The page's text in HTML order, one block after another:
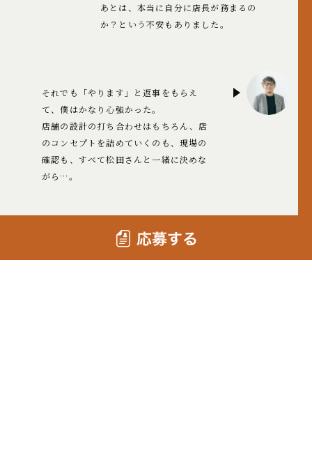
あとは、本当に自分に店長が務まるの
か？という不安もありました。
それでも「やります」と返事をもらえ
て、僕はかなり心強かった。
店舗の設計の打ち合わせはもちろん、店
のコンセプトを詰めていくのも、現場の
確認も、すべて松田さんと一緒に決めな
がら…。
設計を進めていくのは、はじめての経験
でしたが、すごくワクワクしました！あ